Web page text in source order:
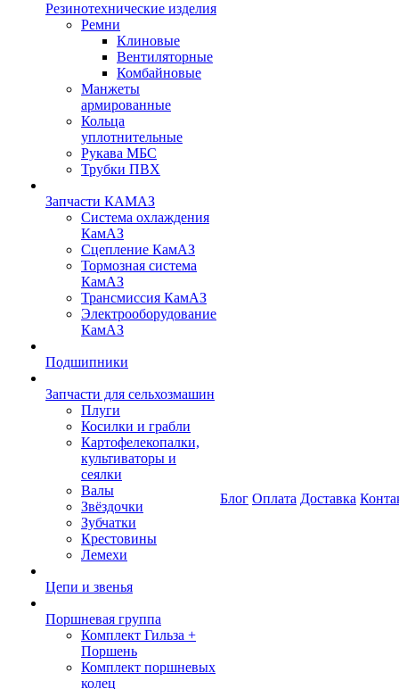
Резинотехнические изделия
Ремни
Клиновые
Вентиляторные
Комбайновые
Манжеты
армированные
Кольца
уплотнительные
Рукава МБС
Трубки ПВХ
Запчасти КАМАЗ
Система охлаждения
КамАЗ
Сцепление КамАЗ
Тормозная система
КамАЗ
Трансмиссия КамАЗ
Электрооборудование
КамАЗ
Подшипники
Запчасти для сельхозмашин
Плуги
Косилки и грабли
Картофелекопалки,
культиваторы и
сеялки
Валы
Звёздочки
Зубчатки
Крестовины
Лемехи
Цепи и звенья
Поршневая группа
Комплект Гильза +
Поршень
Комплект поршневых
колец
Блог Оплата Доставка